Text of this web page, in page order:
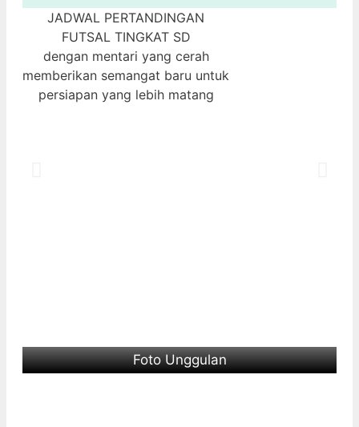
JADWAL PERTANDINGAN
FUTSAL TINGKAT SD
dengan mentari yang cerah
memberikan semangat baru untuk
persiapan yang lebih matang
Foto Unggulan